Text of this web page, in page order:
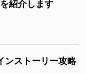
紹介します
ンストーリー攻略